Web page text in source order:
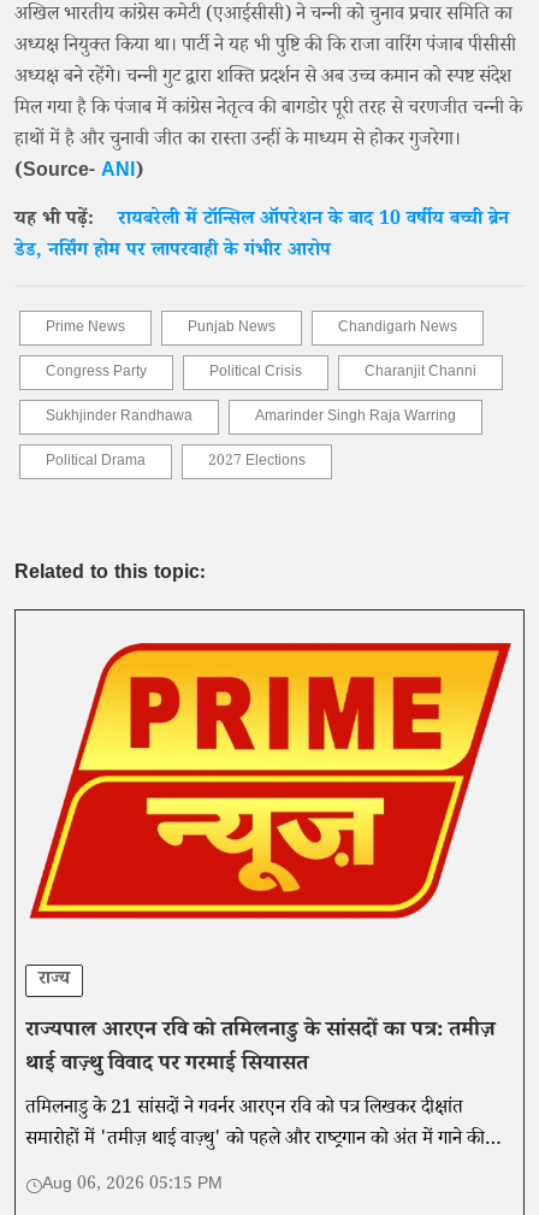
अखिल भारतीय कांग्रेस कमेटी (एआईसीसी) ने चन्नी को चुनाव प्रचार समिति का
अध्यक्ष नियुक्त किया था। पार्टी ने यह भी पुष्टि की कि राजा वारिंग पंजाब पीसीसी
अध्यक्ष बने रहेंगे। चन्नी गुट द्वारा शक्ति प्रदर्शन से अब उच्च कमान को स्पष्ट संदेश
मिल गया है कि पंजाब में कांग्रेस नेतृत्व की बागडोर पूरी तरह से चरणजीत चन्नी के
हाथों में है और चुनावी जीत का रास्ता उन्हीं के माध्यम से होकर गुजरेगा।
(Source- ANI)
यह भी पढ़ें:रायबरेली में टॉन्सिल ऑपरेशन के बाद 10 वर्षीय बच्ची ब्रेन
डेड, नर्सिंग होम पर लापरवाही के गंभीर आरोप
Prime News Punjab News
Chandigarh News
Congress Party
Political Crisis
Charanjit Channi
Sukhjinder Randhawa
Amarinder Singh Raja Warring
Political Drama
2027 Elections
Related to this topic:
राज्य
राज्यपाल आरएन रवि को तमिलनाडु के सांसदों का पत्र: तमीज़
थाई वाज़्थु विवाद पर गरमाई सियासत
तमिलनाडु के 21 सांसदों ने गवर्नर आरएन रवि को पत्र लिखकर दीक्षांत
समारोहों में 'तमीज़ थाई वाज़्थु' को पहले और राष्ट्रगान को अंत में गाने की
परंपरा बहाल करने की मांग की है।
Aug 06, 2026 05:15 PM